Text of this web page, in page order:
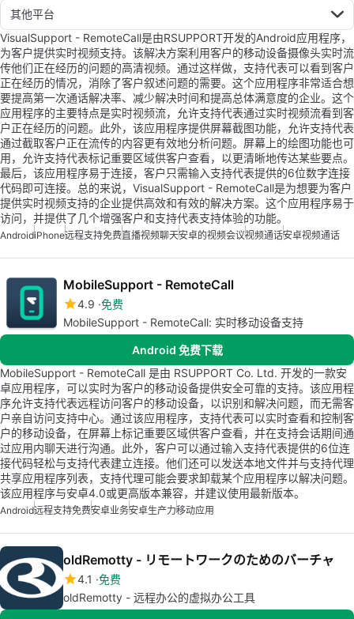
其他平台
VisualSupport - RemoteCall是由RSUPPORT开发的Android应用程序，
为客户提供实时视频支持。该解决方案利用客户的移动设备摄像头实时流
传他们正在经历的问题的高清视频。通过这样做，支持代表可以看到客户
正在经历的情况，消除了客户叙述问题的需要。这个应用程序非常适合想
要提高第一次通话解决率、减少解决时间和提高总体满意度的企业。这个
应用程序的主要特点是实时视频流，允许支持代表通过实时视频流看到客
户正在经历的问题。此外，该应用程序提供屏幕截图功能，允许支持代表
通过截取客户正在流传的内容更有效地分析问题。屏幕上的绘图功能也可
用，允许支持代表标记重要区域供客户查看，以更清晰地传达某些要点。
最后，该应用程序易于连接，客户只需输入支持代表提供的6位数字连接
代码即可连接。总的来说，VisualSupport - RemoteCall是为想要为客户
提供实时视频支持的企业提供高效和有效的解决方案。这个应用程序易于
访问，并提供了几个增强客户和支持代表支持体验的功能。
AndroidiPhone远程支持免费直播视频聊天安卓的视频会议视频通话安卓视频通话
MobileSupport - RemoteCall
4.9 免费
MobileSupport - RemoteCall: 实时移动设备支持
Android 免费下载
MobileSupport - RemoteCall 是由 RSUPPORT Co. Ltd. 开发的一款安
卓应用程序，可以实时为客户的移动设备提供安全可靠的支持。该应用程
序允许支持代表远程访问客户的移动设备，以识别和解决问题，而无需客
户亲自访问支持中心。通过该应用程序，支持代表可以实时查看和控制客
户的移动设备，在屏幕上标记重要区域供客户查看，并在支持会话期间通
过应用内聊天进行沟通。此外，客户可以通过输入支持代表提供的6位连
接代码轻松与支持代表建立连接。他们还可以发送本地文件并与支持代理
共享应用程序列表，支持代理可能会要求卸载某个应用程序以解决问题。
该应用程序与安卓4.0或更高版本兼容，并建议使用最新版本。
Android远程支持免费安卓业务安卓生产力移动应用
oldRemotty - リモートワークのためのバーチャ
4.1 免费
oldRemotty - 远程办公的虚拟办公工具